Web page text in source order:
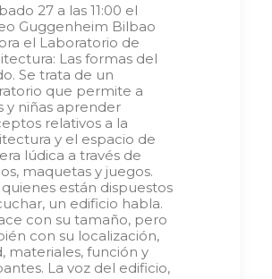
27 a las 11:00 el
Guggenheim Bilbao
el Laboratorio de
Las formas del
Se trata de un
que permite a
y niñas aprender
relativos a la
y el espacio de
lúdica a través de
maquetas y juegos.
quienes están dispuestos
un edificio habla.
con su tamaño, pero
con su localización,
materiales, función y
La voz del edificio,